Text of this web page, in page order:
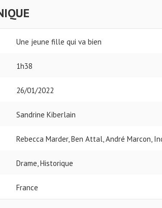
Une jeune fille qui va bien
1h38
26/01/2022
Sandrine Kiberlain
Rebecca Marder, Ben Attal, André Marcon,
Drame, Historique
France